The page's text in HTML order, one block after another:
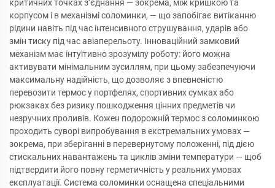
критичних точках з’єднання — зокрема, між кришкою та
корпусом і в механізмі соломинки, — що запобігає витіканню
рідини навіть під час інтенсивного струшування, ударів або
змін тиску під час авіаперельоту. Інноваційний замковий
механізм має інтуїтивно зрозумілу роботу: його можна
активувати мінімальним зусиллям, при цьому забезпечуючи
максимальну надійність, що дозволяє з впевненістю
перевозити термос у портфелях, спортивних сумках або
рюкзаках без ризику пошкодження цінних предметів чи
незручних проливів. Кожен подорожній термос з соломинкою
проходить суворі випробування в екстремальних умовах —
зокрема, при зберіганні в перевернутому положенні, під дією
стискальних навантажень та циклів зміни температури — щоб
підтвердити його повну герметичність у реальних умовах
експлуатації. Система соломинки оснащена спеціальними